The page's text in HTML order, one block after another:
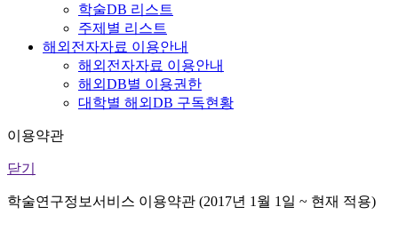
학술DB 리스트
주제별 리스트
해외전자자료 이용안내
해외전자자료 이용안내
해외DB별 이용권한
대학별 해외DB 구독현황
이용약관
닫기
학술연구정보서비스 이용약관 (2017년 1월 1일 ~ 현재 적용)